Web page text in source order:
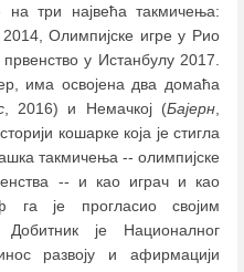
три највећа такмичења:
Олимпијске игре у Рио
у Истанбулу 2017.
има освојена два домаћа
, 2016) и Немачкој (Бајерн
кошарке која је стигла
такмичења -- олимпијске
-- и као играч и као
га је прогласио својим
је Националног
развоју и афирмацији